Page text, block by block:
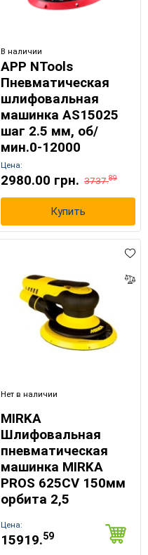
В наличии
APP NTools
Пневматическая
шлифовальная
машинка AS15025
шаг 2.5 мм, об/
мин.0-12000
Цена:
2980.00 грн. 3737.89
Купить
Нет в наличии
MIRKA
Шлифовальная
пневматическая
машинка MIRKA
PROS 625CV 150мм
орбита 2,5
Цена:
15919.59